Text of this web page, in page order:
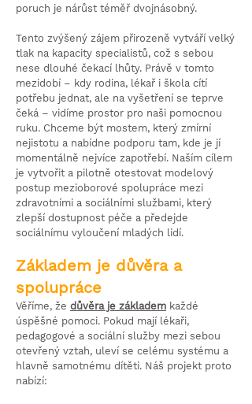
poruch je nárůst téměř dvojnásobný.
Tento zvýšený zájem přirozeně vytváří velký
tlak na kapacity specialistů, což s sebou
nese dlouhé čekací lhůty. Právě v tomto
mezidobí – kdy rodina, lékař i škola cítí
potřebu jednat, ale na vyšetření se teprve
čeká – vidíme prostor pro naši pomocnou
ruku. Chceme být mostem, který zmírní
nejistotu a nabídne podporu tam, kde je jí
momentálně nejvíce zapotřebí. Naším cílem
je vytvořit a pilotně otestovat modelový
postup mezioborové spolupráce mezi
zdravotními a sociálními službami, který
zlepší dostupnost péče a předejde
sociálnímu vyloučení mladých lidí.
Základem je důvěra a
spolupráce
Věříme, že důvěra je základem každé
úspěšné pomoci. Pokud mají lékaři,
pedagogové a sociální služby mezi sebou
otevřený vztah, uleví se celému systému a
hlavně samotnému dítěti. Náš projekt proto
nabízí: